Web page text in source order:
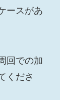
ースがあ
回での加
くださ